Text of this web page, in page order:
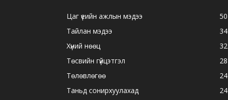
Цаг үеийн ажлын мэдээ
50
Тайлан мэдээ
34
Хүний нөөц
32
Төсвийн гүйцэтгэл
28
Төлөвлөгөө
24
Таньд сонирхуулахад
24